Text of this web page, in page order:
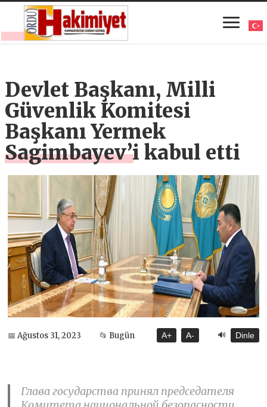
Devlet Başkanı, Milli
Güvenlik Komitesi
Başkanı Yermek
Sagimbayev’i kabul etti
📅 Ağustos 31, 2023 📂 Bugün A+ A- 🔊 Dinle
Глава государства принял председателя